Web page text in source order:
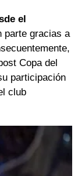
el
parte gracias a
Copa del
participación
club